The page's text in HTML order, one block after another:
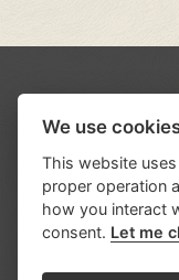
We use
This website
proper operation
how you interact
consent. Let me